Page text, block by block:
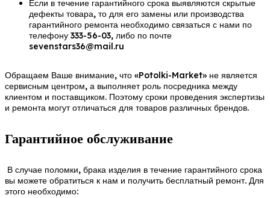
Если в течение гарантийного срока выявляются скрытые
дефекты товара, то для его замены или производства
гарантийного ремонта необходимо связаться с нами по
телефону 333-56-03, либо по почте
sevenstars36@mail.ru
Обращаем Ваше внимание, что «Potolki-Market» не является
сервисным центром, а выполняет роль посредника между
клиентом и поставщиком. Поэтому сроки проведения экспертизы
и ремонта могут отличаться для товаров различных брендов.
Гарантийное обслуживание
В случае поломки, брака изделия в течение гарантийного срока
вы можете обратиться к нам и получить бесплатный ремонт. Для
этого необходимо: